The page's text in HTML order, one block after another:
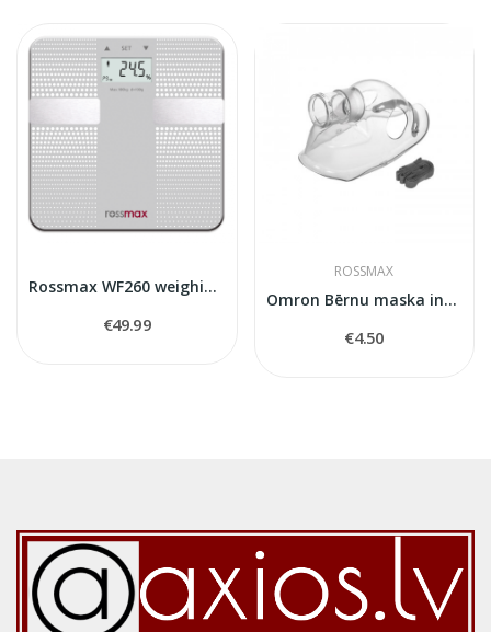
Rossmax WF260 weighing scale
€49.99
ROSSMAX
Omron Bērnu maska inhalatoram
€4.50